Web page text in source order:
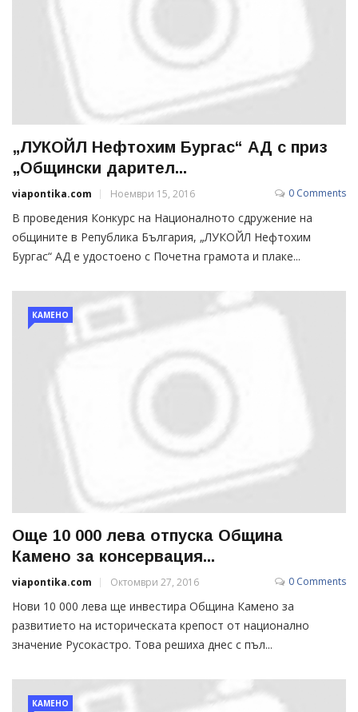
„ЛУКОЙЛ Нефтохим Бургас“ АД с приз
„Общински дарител...
viapontika.com Ноември 15, 2016 0 Comments
В проведения Конкурс на Националното сдружение на
общините в Република България, „ЛУКОЙЛ Нефтохим
Бургас“ АД е удостоено с Почетна грамота и плаке...
КАМЕНО
Още 10 000 лева отпуска Община
Камено за консервация...
viapontika.com Октомври 27, 2016 0 Comments
Нови 10 000 лева ще инвестира Община Камено за
развитието на историческата крепост от национално
значение Русокастро. Това решиха днес с пъл...
КАМЕНО